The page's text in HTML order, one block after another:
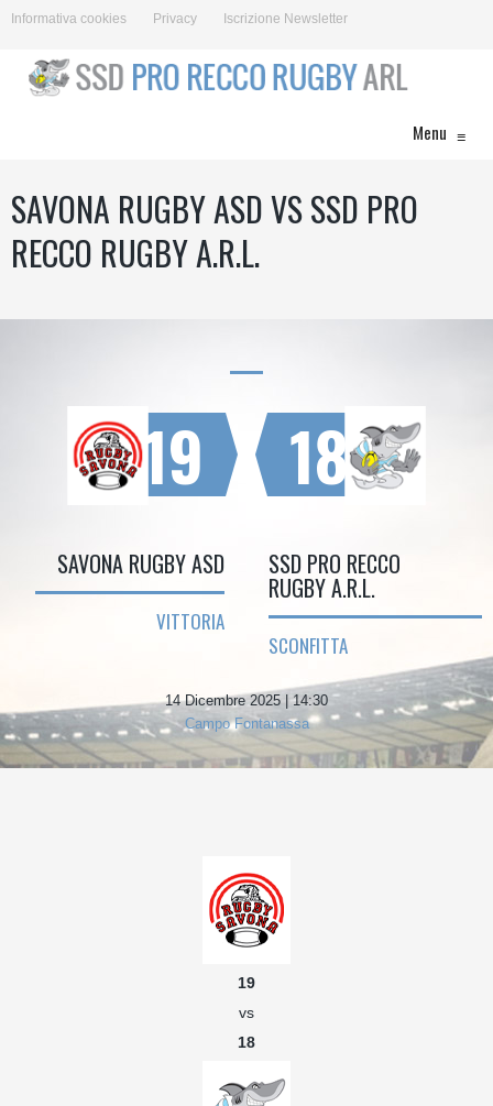
Informativa cookies Privacy Iscrizione Newsletter
Menu ≡
SAVONA RUGBY ASD VS SSD PRO
RECCO RUGBY A.R.L.
19
SAVONA RUGBY ASD
VITTORIA
18
SSD PRO RECCO
RUGBY A.R.L.
SCONFITTA
14 Dicembre 2025 | 14:30
Campo Fontanassa
19
vs
18